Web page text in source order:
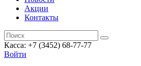
Акции
Контакты
Касса: +7 (3452) 68-77-77
Войти